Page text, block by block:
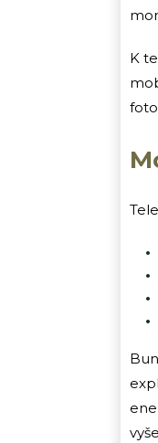
K